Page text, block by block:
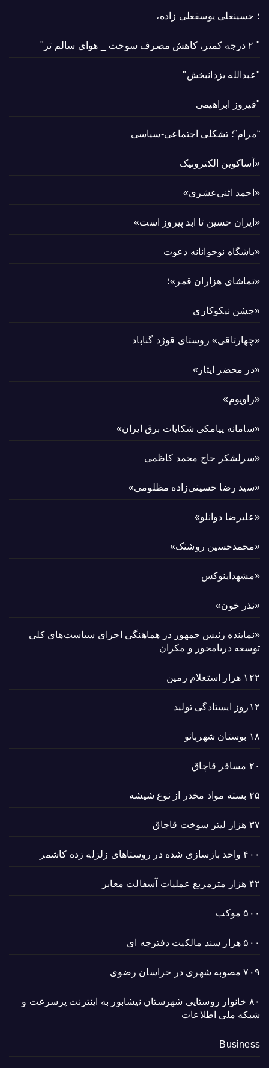
؛ حسینعلی یوسفعلی زاده،
" ۲ درجه کمتر، کاهش مصرف سوخت _ هوای سالم تر"
"عبدالله یزدانبخش"
"فیروز ابراهیمی
“مرام”؛ تشکلی اجتماعی-سیاسی
«آساکوین الکترونیک
«احمد اثنی‌عشری»
«ایران حسین تا ابد پیروز است»
«باشگاه نوجوانانه دعوت
«تماشای هزاران قمر»؛
«جشن نیکوکاری
«چهارتاقی» روستای قوژد گناباد
«در محضر ایثار»
«راویوم»
«سامانه پیامکی شکایات برق ایران»
«سرلشکر حاج محمد کاظمی
«سید رضا حسینی‌زاده مظلومی»
«علیرضا دوانلو»
«محمدحسین روشنک»
«مشهداینوکس
«نذر خون»
«نماینده رئیس جمهور در هماهنگی اجرای سیاست‌های کلی
توسعه دریامحور و مکران
۱۲۲ هزار استعلام زمین
۱۲روز ایستادگی تولید
۱۸ بوستان شهربانو
۲۰ مسافر قاچاق
۲۵ بسته مواد مخدر از نوع شیشه
۳۷ هزار لیتر سوخت قاچاق
۴۰۰ واحد بازسازی شده در روستاهای زلزله زده کاشمر
۴۲ هزار مترمربع عملیات آسفالت معابر
۵۰۰ موکب
۵۰۰ هزار سند مالکیت دفترچه ای
۷۰۹ مصوبه شهری در خراسان رضوی
۸۰ خانوار روستایی شهرستان نیشابور به اینترنت پرسرعت و
شبکه ملی اطلاعات
Business